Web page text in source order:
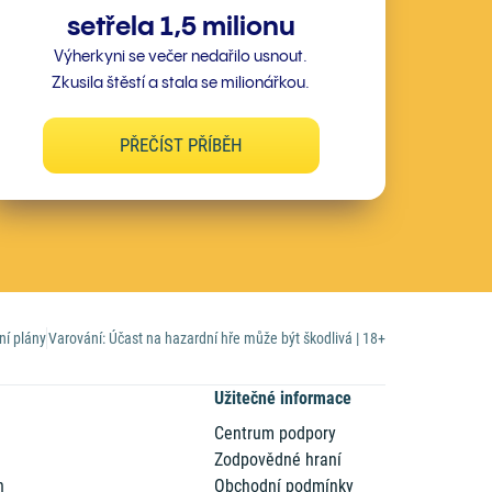
setřela 1,5 milionu
Výherkyni se večer nedařilo usnout.
Zkusila štěstí a stala se milionářkou.
PŘEČÍST PŘÍBĚH
plányVarování: Účast na hazardní hře může být škodlivá | 18+
Užitečné informace
Centrum podpory
Zodpovědné hraní
Obchodní podmínky